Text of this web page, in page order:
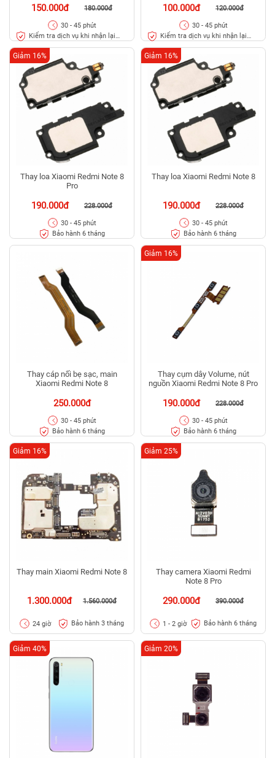
150.000đ 180.000đ
30 - 45 phút
Kiểm tra dịch vụ khi nhận lại
100.000đ 120.000đ
30 - 45 phút
Kiểm tra dịch vụ khi nhận lại
Thay loa Xiaomi Redmi Note 8
Pro
190.000đ 228.000đ
Giảm 16%
30 - 45 phút
Bảo hành 6 tháng
Thay loa Xiaomi Redmi Note 8
190.000đ 228.000đ
Giảm 16%
30 - 45 phút
Bảo hành 6 tháng
Thay cáp nối bẹ sạc, main
Xiaomi Redmi Note 8
250.000đ
30 - 45 phút
Bảo hành 6 tháng
Thay cụm dây Volume, nút
nguồn Xiaomi Redmi Note 8 Pro
190.000đ 228.000đ
Giảm 16%
30 - 45 phút
Bảo hành 6 tháng
Thay main Xiaomi Redmi Note 8
1.300.000đ 1.560.000đ
Giảm 16%
24 giờ Bảo hành 3 tháng
Thay camera Xiaomi Redmi
Note 8 Pro
290.000đ 390.000đ
Giảm 25%
1 - 2 giờ Bảo hành 6 tháng
Giảm 40% Giảm 20%